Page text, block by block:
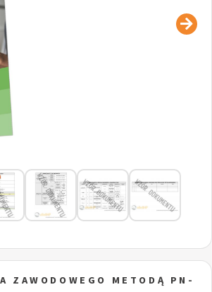
ZAWODOWEGO METODĄ PN-